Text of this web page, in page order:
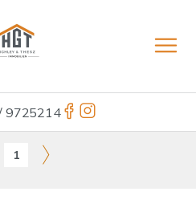
9725214
1